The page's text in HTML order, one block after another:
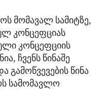
მომავალ სამიტზე,
კონცეფციას
კონცეფციის
ჩვენს წინაშე
გამოწვევების წინა
სამომავლო